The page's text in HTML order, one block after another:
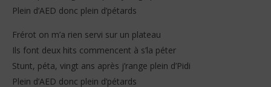
NOW VIEWING
Ninho – STOCKHOLM (Lyrics)
18
Plein d’AED donc plein d’pétards
Frérot on m’a rien servi sur un plateau
Ils font deux hits commencent à s’la péter
Stunt, péta, vingt ans après j’range plein d’Pidi
Plein d’AED donc plein d’pétards